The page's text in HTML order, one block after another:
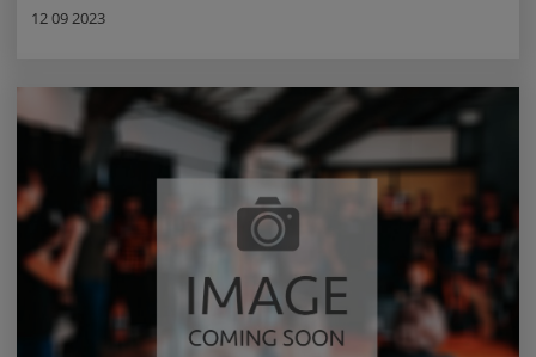
12 09 2023